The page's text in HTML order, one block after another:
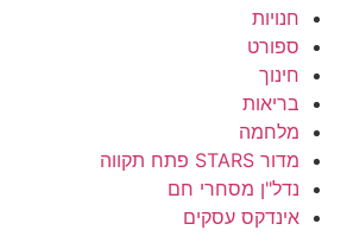
חנויות
ספורט
חינוך
בריאות
מלחמה
מדור STARS פתח תקווה
נדל"ן מסחרי חם
אינדקס עסקים